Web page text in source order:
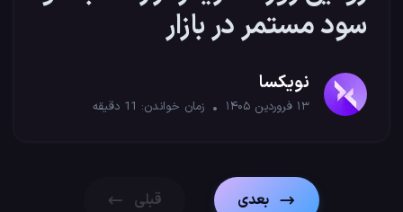
سود مستمر در بازار
نویکسا
۱۳ فروردین ۱۴۰۵ زمان خواندن: 11 دقیقه
بعدی قبلی